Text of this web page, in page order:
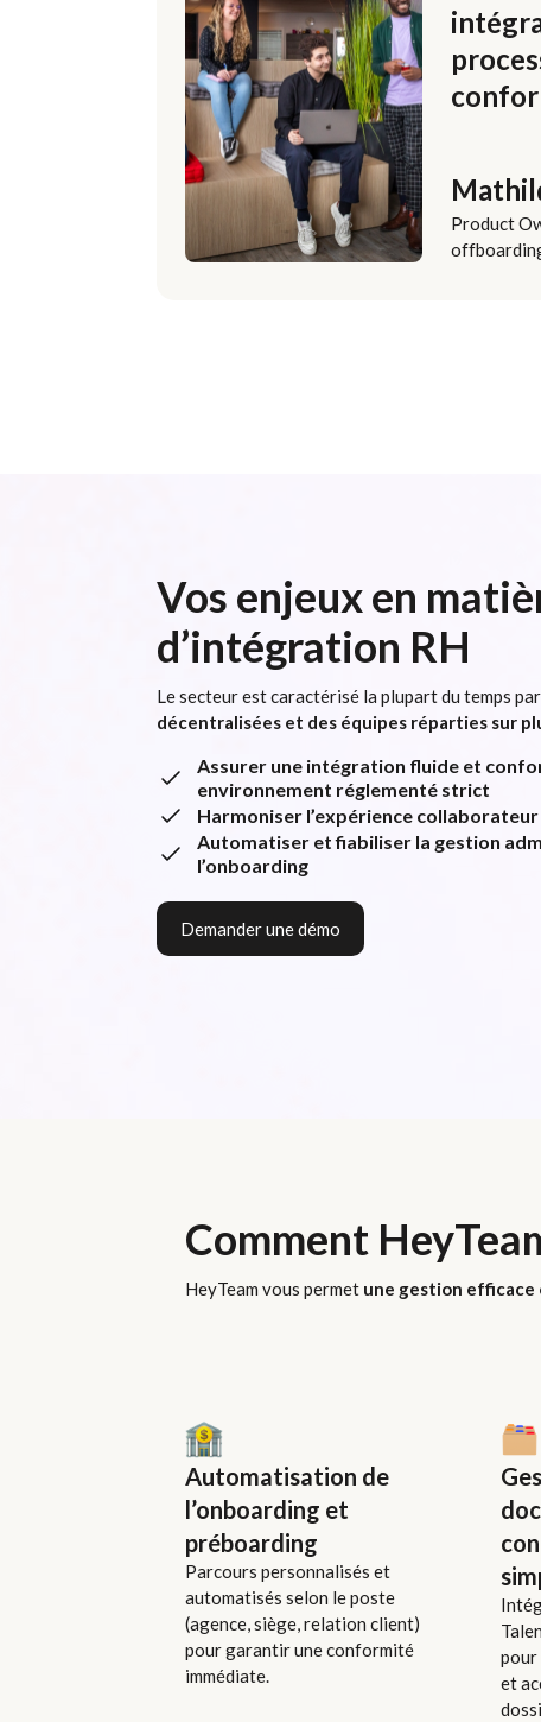
Product
Vos enjeux en
d’intégration RH
Le secteur est caractérisé la plupart du temps
décentralisées et des équipes réparties sur
Assurer une intégration fluide et
environnement réglementé strict
Harmoniser l’expérience collaborateur
Automatiser et fiabiliser la gestion
l’onboarding
Demander une démo
Comment
HeyTeam vous permet une gestion efficace
Automatisation de
l’onboarding et
préboarding
Parcours personnalisés et
automatisés selon le poste
(agence, siège, relation client)
pour garantir une conformité
immédiate.
pour
et